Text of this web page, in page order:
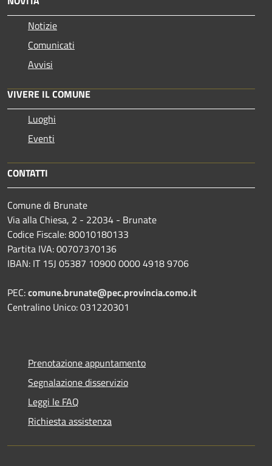
Notizie
Comunicati
Avvisi
VIVERE IL COMUNE
Luoghi
Eventi
CONTATTI
Comune di Brunate
Via alla Chiesa, 2 - 22034 - Brunate
Codice Fiscale: 80010180133
Partita IVA: 00707370136
IBAN: IT 15J 05387 10900 0000 4918 9706
PEC:comune.brunate@pec.provincia.como.it
Centralino Unico: 031220301
Prenotazione appuntamento
Segnalazione disservizio
Leggi le FAQ
Richiesta assistenza